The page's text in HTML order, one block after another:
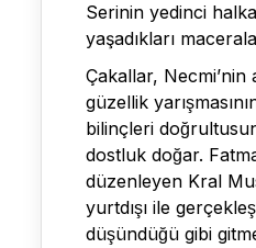
Serinin yedinci
yaşadıkları
Çakallar,
güzellik
bilinçleri
dostluk doğar.
düzenleyen Kral
yurtdışı ile
düşündüğü gibi